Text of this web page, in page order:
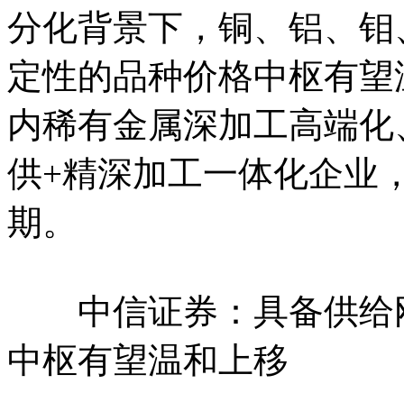
分化背景下，铜、铝、
定性的品种价格中枢有
内稀有金属深加工高端
供+精深加工一体化企业
期。
中信证券：具备供给
中枢有望温和上移